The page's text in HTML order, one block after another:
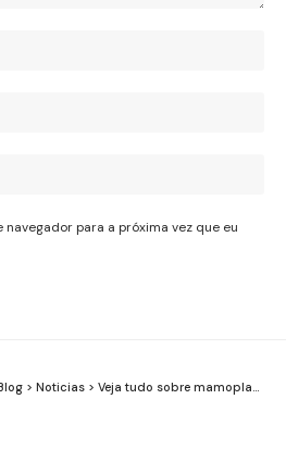
para a próxima vez que eu
> Noticias > Veja tudo sobre mamoplastia com o Dr. Alan Landecker: transformando vidas com cirurgia plástica